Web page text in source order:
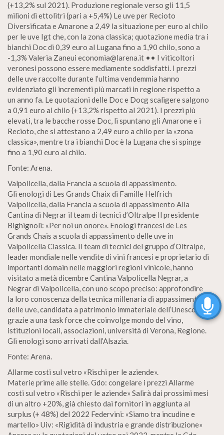
(+13,2% sul 2021). Produzione regionale verso gli 11,5
milioni di ettolitri (pari a +5,4%) Le uve per Recioto
Diversificata e Amarone a 2,49 la situazione per euro al chilo
per le uve Igt che, con la zona classica; quotazione media tra i
bianchi Doc di 0,39 euro al Lugana fino a 1,90 chilo, sono a
-1,3% Valeria Zaneui economia@larena.it •• I viticoltori
veronesi possono essere mediamente soddisfatti. I prezzi
delle uve raccolte durante l’ultima vendemmia hanno
evidenziato gli incrementi più marcati in regione rispetto a
un anno fa. Le quotazioni delle Doc e Docg scaligere salgono
a 0,91 euro al chilo (+13,2% rispetto al 2021). I prezzi più
elevati, tra le bacche rosse Doc, li spuntano gli Amarone e i
Recioto, che si attestano a 2,49 euro a chilo per la «zona
classica», mentre tra i bianchi Doc è la Lugana che si spinge
fino a 1,90 euro al chilo.
Fonte: Arena.
Valpolicella, dalla Francia a scuola di appassimento.
Gli enologi di Les Grands Chaix di Famille Helfrich
Valpolicella, dalla Francia a scuola di appassimento Alla
Cantina di Negrar il team di tecnici d’Oltralpe Il presidente
Bighignoli: «Per noi un onore». Enologi francesi de Les
Grands Chais a scuola di appassimento delle uve in
Valpolicella Classica. Il team di tecnici del gruppo d’Oltralpe,
leader mondiale nelle vendite di vini francesi e proprietario di
importanti domain nelle maggiori regioni vinicole, hanno
visitato a metà dicembre Cantina Valpolicella Negrar, a
Negrar di Valpolicella, con uno scopo preciso: approfondire
la loro conoscenza della tecnica millenaria di appassimento
delle uve, candidata a patrimonio immateriale dell’Unesco
grazie a una task force che coinvolge mondo del vino,
istituzioni locali, associazioni, università di Verona, Regione.
Gli enologi sono arrivati dall’Alsazia.
Fonte: Arena.
Allarme costi sul vetro «Rischi per le aziende».
Materie prime alle stelle. Gdo: congelare i prezzi Allarme
costi sul vetro «Rischi per le aziende» Salirà dai prossimi mesi
di un altro +20%, già chiesto dai fornitori in aggiunta al
surplus (+ 48%) del 2022 Federvini: «Siamo tra incudine e
martello» Uiv: «Rigidità di industria e grande distribuzione»